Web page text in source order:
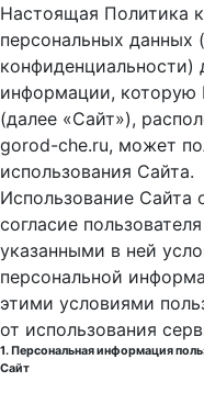
Настоящая Политика
персональных данных
конфиденциальности)
информации, которую
(далее «Сайт»),
gorod-che.ru, может
использования Cайта.
Использование Сайта
согласие
указанными в ней
персональной
этими условиями
от использования
1. Персональная информация
Сайт